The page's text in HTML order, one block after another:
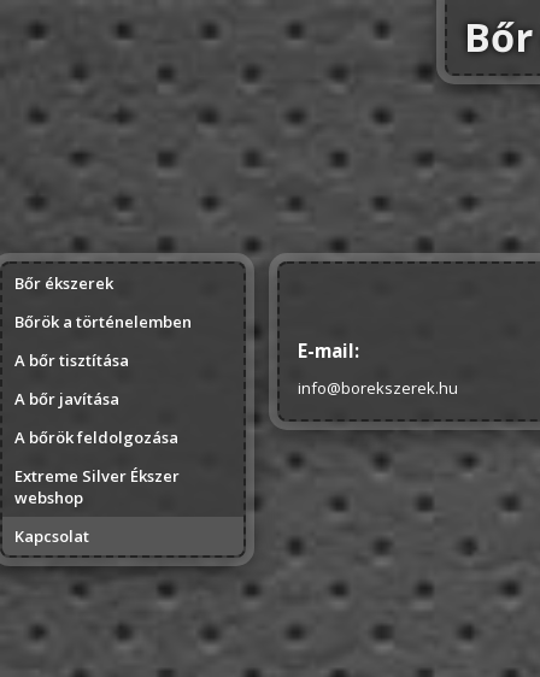
Bőr ékszerek
Bőrök a történelemben
A bőr tisztítása
A bőr javítása
A bőrök feldolgozása
Extreme Silver Ékszer
webshop
Kapcsolat
E-mail:
info@borekszerek.hu